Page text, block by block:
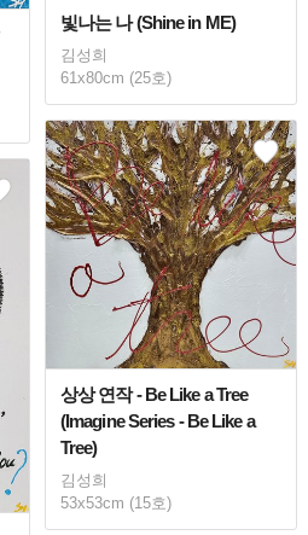
빛나는 나 (Shine in ME)
김성희
61x80cm (25호)
상상 연작 - Be Like a Tree
(Imagine Series - Be Like a
Tree)
김성희
53x53cm (15호)